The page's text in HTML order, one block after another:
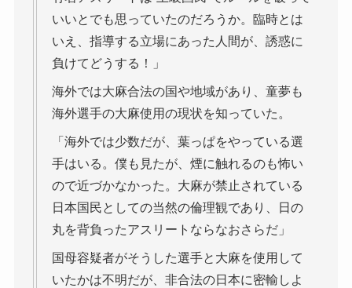
いいとでも思っていたのだろうか。臨時とは
いえ、指導する立場にあった人間が、誘惑に
負けてどうする！」
海外では大麻合法の国や地域があり、童夢も
海外選手の大麻使用の現状を知っていた。
「海外では少数だが、葉っぱをやっている選
手はいる。僕も見たが、煙に触れるのも怖い
ので近づかなかった。大麻が禁止されている
日本国民としての当然の倫理観であり、日の
丸を背負ったアスリートならなおさらだ」
国母容疑者がそうした選手と大麻を使用して
いたかは不明だが、非合法の日本に密輸しよ